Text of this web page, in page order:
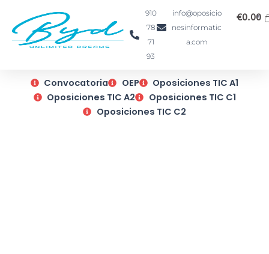
contenido
910
78
71
93
info@oposicio
nesinformatic
a.com
€0.00
Convocatoria OEP
Oposiciones TIC A1
Oposiciones TIC A2
Oposiciones TIC C1
Oposiciones TIC C2